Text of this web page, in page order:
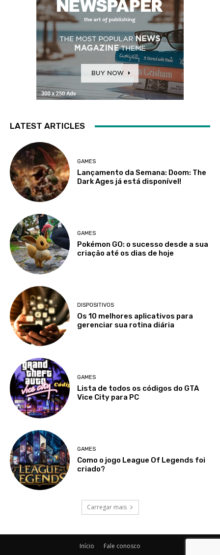
LATEST ARTICLES
GAMES
Lançamento da Semana: Doom: The
Dark Ages já está disponível!
GAMES
Pokémon GO: o sucesso desde a sua
criação até os dias de hoje
DISPOSITIVOS
Os 10 melhores aplicativos para
gerenciar sua rotina diária
GAMES
Lista de todos os códigos do GTA
Vice City para PC
GAMES
Como o jogo League Of Legends foi
criado?
Carregar mais
Início Fale conosco